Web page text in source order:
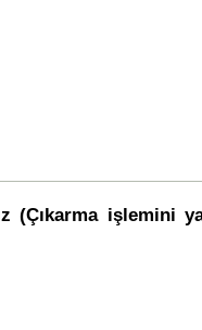
(Çıkarma işlemini